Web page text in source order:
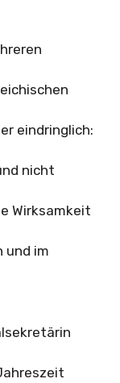
eindringlich:
nicht
Wirksamkeit
und im